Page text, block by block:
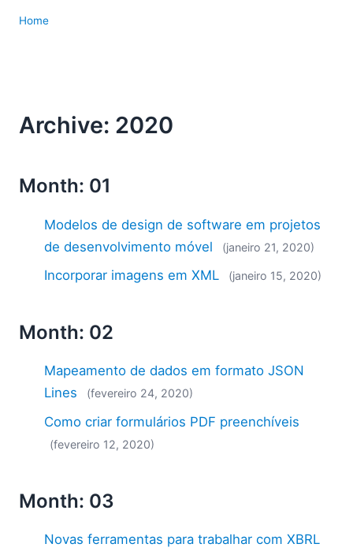
Home
Archive: 2020
Month: 01
Modelos de design de software em projetos
de desenvolvimento móvel
(janeiro 21, 2020)
Incorporar imagens em XML (janeiro 15, 2020)
Month: 02
Mapeamento de dados em formato JSON
Lines
(fevereiro 24, 2020)
Como criar formulários PDF preenchíveis
(fevereiro 12, 2020)
Month: 03
Novas ferramentas para trabalhar com XBRL